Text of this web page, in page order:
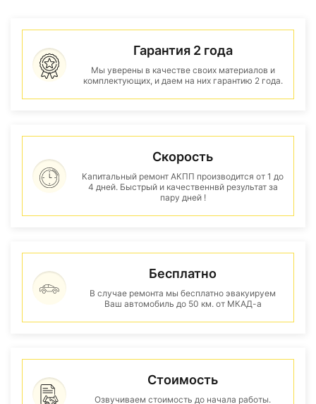
Гарантия 2 года
Мы уверены в качестве своих материалов и
комплектующих, и даем на них гарантию 2 года.
Скорость
Капитальный ремонт АКПП производится от 1 до
4 дней. Быстрый и качественнвй результат за
пару дней !
Бесплатно
В случае ремонта мы бесплатно эвакуируем
Ваш автомобиль до 50 км. от МКАД-а
Стоимость
Озвучиваем стоимость до начала работы.